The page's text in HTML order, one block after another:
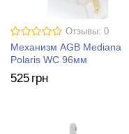
Отзывы: 0
Механизм AGB Mediana
Polaris WC 96мм
525 грн